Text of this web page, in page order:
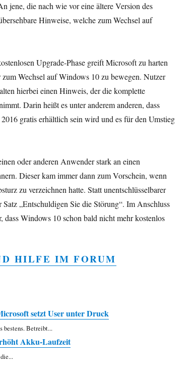
jene, die nach wie vor eine ältere Version des
Hinweise, welche zum Wechsel auf
Upgrade-Phase greift Microsoft zu harten
Wechsel auf Windows 10 zu bewegen. Nutzer
hierbei einen Hinweis, der die komplette
Darin heißt es unter anderem anderen, dass
gratis erhältlich sein wird und es für den Umstieg
oder anderen Anwender stark an einen
Dieser kam immer dann zum Vorschein, wenn
zu verzeichnen hatte. Statt unentschlüsselbarer
„Entschuldigen Sie die Störung“. Im Anschluss
dass Windows 10 schon bald nicht mehr kostenlos
HILFE IM FORUM
setzt User unter Druck
bestens. Betreibt...
Akku-Laufzeit